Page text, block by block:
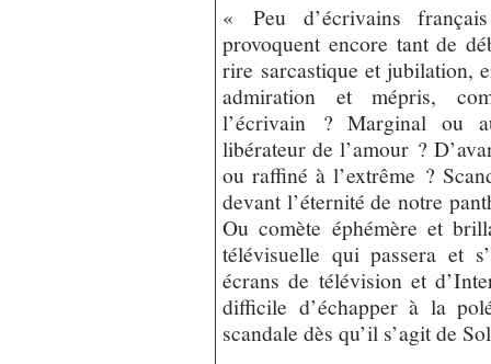
« Peu d’écrivains
provoquent encore tant de
rire sarcastique et jubilation,
admiration et mépris,
l’écrivain ? Marginal ou
libérateur de l’amour ?
ou raffiné à l’extrême ?
devant l’éternité de notre
Ou comète éphémère et
télévisuelle qui passera et
écrans de télévision et
difficile d’échapper à la
scandale dès qu’il s’agit de